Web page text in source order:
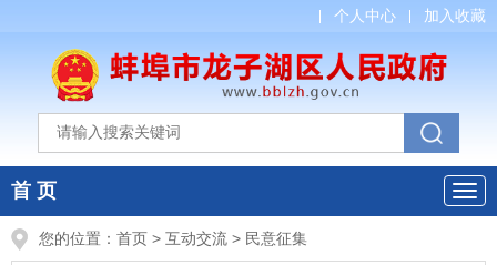
个人中心 加入收藏
首 页
您的位置： 首页 > 互动交流 > 民意征集